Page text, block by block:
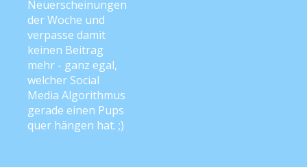
Neuerscheinungen
der Woche und
verpasse damit
keinen Beitrag
mehr - ganz egal,
welcher Social
Media Algorithmus
gerade einen Pups
quer hängen hat. ;)
Antworten
Rebekka Hipp
10. April 2018 um 17:26 Uhr
Die einzigen die kein pickel popöchen
machen :)